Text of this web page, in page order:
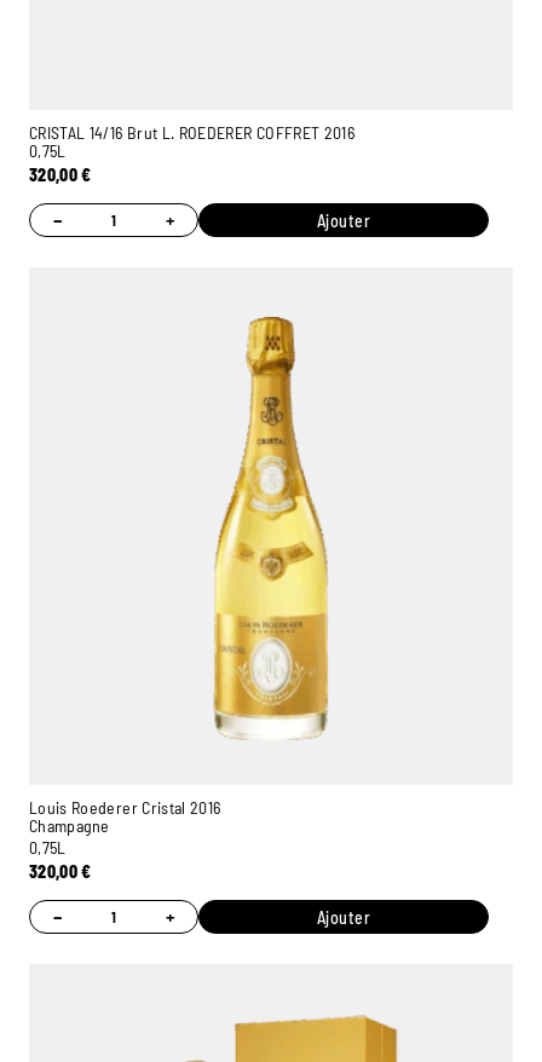
CRISTAL 14/16 Brut L. ROEDERER COFFRET 2016
0,75L
320,00€
− + Ajouter
Louis Roederer Cristal 2016
Champagne
0,75L
320,00€
− + Ajouter